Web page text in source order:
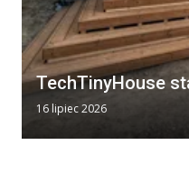
TechTinyHouse
16 lipiec 2026